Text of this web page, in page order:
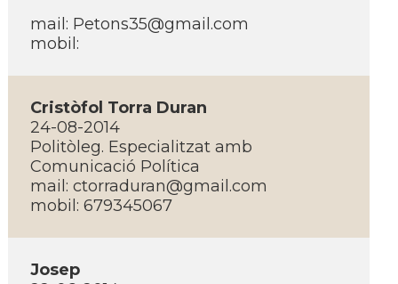
mail: Petons35@gmail.com
mobil:
Cristòfol Torra Duran
24-08-2014
Politòleg. Especialitzat amb
Comunicació Polí­tica
mail: ctorraduran@gmail.com
mobil: 679345067
Josep